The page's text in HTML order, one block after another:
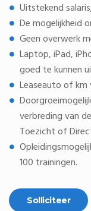
Uitstekend salaris;
De mogelijkheid
Geen overwerk
Laptop, iPad,
goed te kunnen
Leaseauto of km
verbreding van
Toezicht of
100 trainingen.